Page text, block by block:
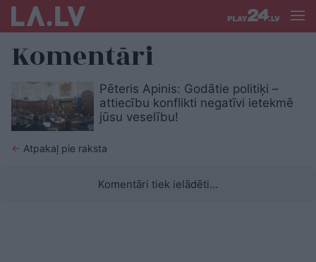
Komentāri
Pēteris Apinis: Godātie politiķi –
attiecību konflikti negatīvi ietekmē
jūsu veselību!
← Atpakaļ pie raksta
Komentāri tiek ielādēti...